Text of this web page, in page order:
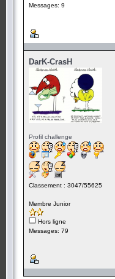
Messages: 9
DarK-CrasH
Profil challenge
Classement : 3047/55625
Membre Junior
Hors ligne
Messages: 79